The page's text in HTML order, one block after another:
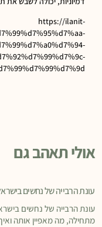
https://ilanit-
אולי תאהב גם
עונת הרבייה של נחשים
עונת הרבייה של נחשים
מתחילה, מה מאפיין אותה